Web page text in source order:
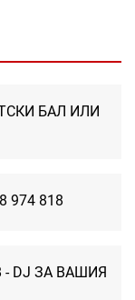
БАЛ ИЛИ
974 818
- DJ ЗА ВАШИЯ